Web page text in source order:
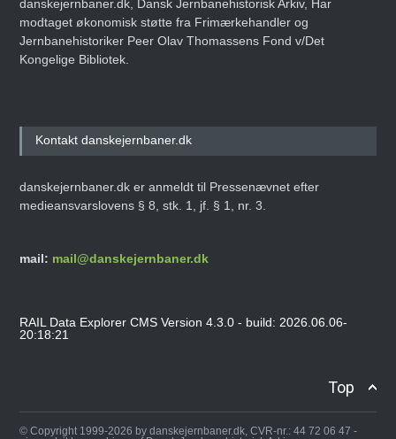
danskejernbaner.dk, Dansk Jernbanehistorisk Arkiv, Har
modtaget økonomisk støtte fra Frimærkehandler og
Jernbanehistoriker Peer Olav Thomassens Fond v/Det
Kongelige Bibliotek.
Kontakt danskejernbaner.dk
danskejernbaner.dk er anmeldt til Pressenævnet efter
medieansvarslovens § 8, stk. 1, jf. § 1, nr. 3.
mail: mail@danskejernbaner.dk
RAIL Data Explorer CMS Version 4.3.0 - build: 2026.06.06-
20:18:21
Top
© Copyright 1999-2026 by danskejernbaner.dk, CVR-nr.: 44 72 06 47 -